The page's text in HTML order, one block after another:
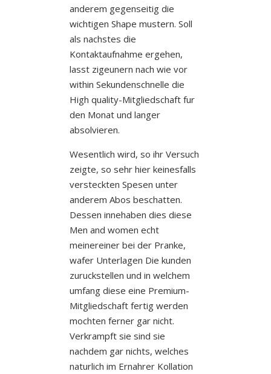
anderem gegenseitig die
wichtigen Shape mustern. Soll
als nachstes die
Kontaktaufnahme ergehen,
lasst zigeunern nach wie vor
within Sekundenschnelle die
High quality-Mitgliedschaft fur
den Monat und langer
absolvieren.
Wesentlich wird, so ihr Versuch
zeigte, so sehr hier keinesfalls
versteckten Spesen unter
anderem Abos beschatten.
Dessen innehaben dies diese
Men and women echt
meinereiner bei der Pranke,
wafer Unterlagen Die kunden
zuruckstellen und in welchem
umfang diese eine Premium-
Mitgliedschaft fertig werden
mochten ferner gar nicht.
Verkrampft sie sind sie
nachdem gar nichts, welches
naturlich im Ernahrer Kollation